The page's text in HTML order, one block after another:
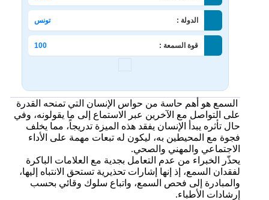
الدولة : تونس
قوة السمعة : 100
السمع هو أهم حاسة من حواس الإنسان التي تمنحه القدرة
على التواصل مع الآخرين عبر الاستماع إلى ما يقولونه، وفي
حال تأثره يبدأ الإنسان يفقد هذه الميزة تدريجاً، مما يخلف
فجوة مع المحيطين به، ليكون له تبعات مهمة على الأداء
الاجتماعي والمهني والصحي.
يحذّر الخبراء من عدم التعامل بجدية مع العلامات الباكرة
لفقدان السمع، إذ إنها إشارات تحذيرية تستحق الانتباه إليها،
والمبادرة إلى فحص السمع، واتباع سلوك وقائي بحسب
إرشادات الأطباء.